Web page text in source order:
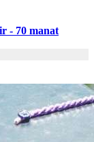
- 70 manat